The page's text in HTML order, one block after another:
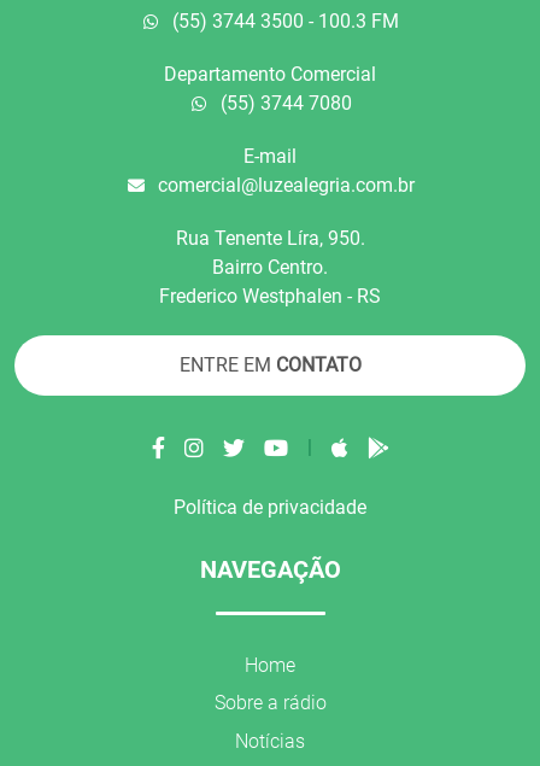
(55) 3744 3500 - 100.3 FM
Departamento Comercial
(55) 3744 7080
E-mail
comercial@luzealegria.com.br
Rua Tenente Líra, 950.
Bairro Centro.
Frederico Westphalen - RS
ENTRE EM CONTATO
Política de privacidade
NAVEGAÇÃO
Home
Sobre a rádio
Notícias